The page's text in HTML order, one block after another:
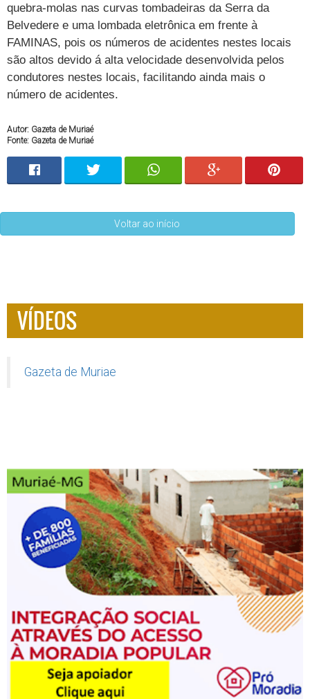
quebra-molas nas curvas tombadeiras da Serra da
Belvedere e uma lombada eletrônica em frente à
FAMINAS, pois os números de acidentes nestes locais
são altos devido á alta velocidade desenvolvida pelos
condutores nestes locais, facilitando ainda mais o
número de acidentes.
Autor: Gazeta de Muriaé
Fonte: Gazeta de Muriaé
Voltar ao início
VÍDEOS
Gazeta de Muriae